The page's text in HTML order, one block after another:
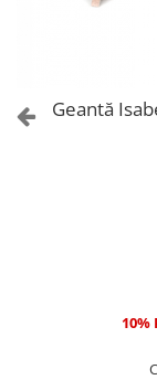
Genți Albe
Geantă
10%